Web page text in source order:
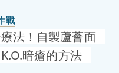
戰
法！自製蘆薈面
暗瘡的方法